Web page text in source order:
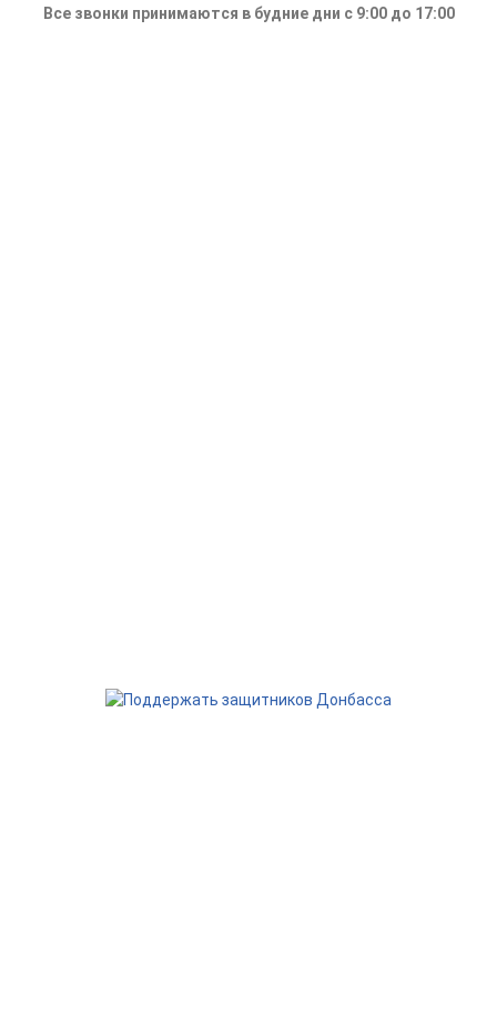
Все звонки принимаются в будние дни с 9:00 до 17:00